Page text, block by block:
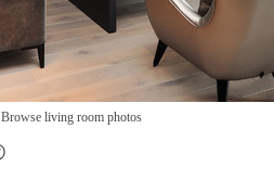
Browse living room photos